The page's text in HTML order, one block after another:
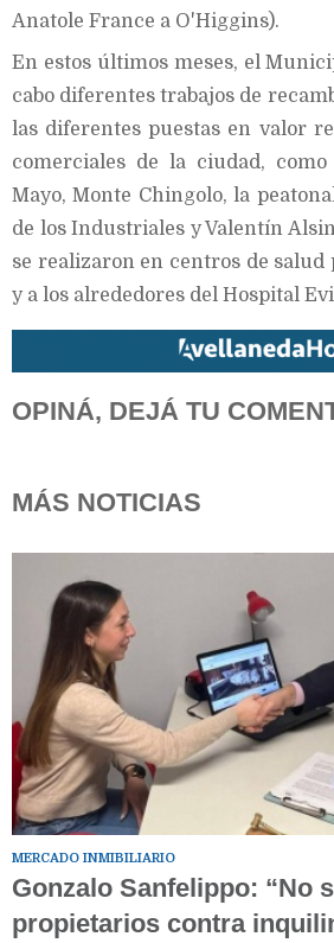
Anatole France a O'Higgins).
En estos últimos meses, el
cabo diferentes trabajos de
las diferentes puestas en valor
comerciales de la ciudad,
Mayo, Monte Chingolo, la
de los Industriales y Valentín
se realizaron en centros de salud
y a los alrededores del Hospital
OPINÁ, DEJÁ TU
MÁS NOTICIAS
MERCADO INMIBILIARIO
Gonzalo Sanfelippo: “No
propietarios contra